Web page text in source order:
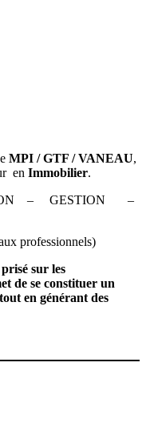
MPI / GTF / VANEAU,
en Immobilier.
– GESTION –
professionnels)
sur les
de se constituer un
en générant des